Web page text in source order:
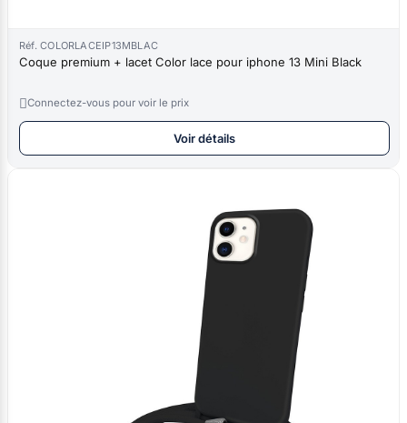
Réf. COLORLACEIP13MBLAC
Coque premium + lacet Color lace pour iphone 13 Mini Black
Connectez-vous pour voir le prix
Voir détails